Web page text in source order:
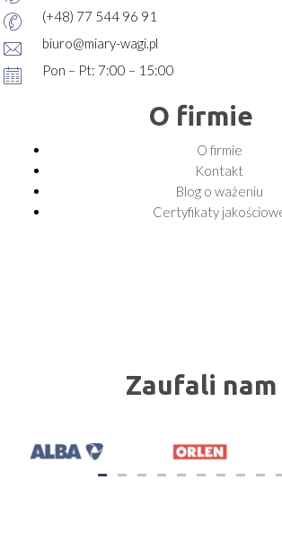
(+48) 77 544 96 91
biuro@miary-wagi.pl
Pon – Pt: 7:00 – 15:00
O firmie
O firmie
Kontakt
Blog o ważeniu
Certyfikaty
Zaufali nam